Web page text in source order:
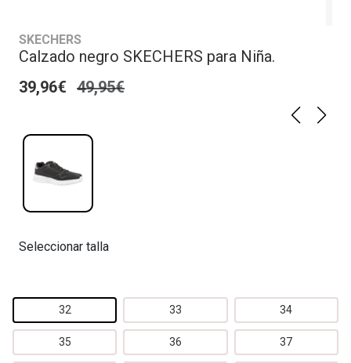
SKECHERS
Calzado negro SKECHERS para Niña.
39,96€ 49,95€
Seleccionar talla
32 33 34
35 36 37